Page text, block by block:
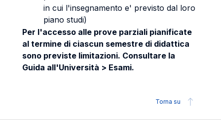
in cui l'insegnamento e' previsto dal loro
piano studi)
Per l'accesso alle prove parziali pianificate
al termine di ciascun semestre di didattica
sono previste limitazioni. Consultare la
Guida all'Università > Esami.
Torna su